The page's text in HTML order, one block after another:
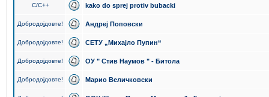
C/C++ kako do sprej protiv bubacki
Добродојдовте! Андреј Поповски
Добродојдовте! СЕТУ „Михајло Пупин“
Добродојдовте! ОУ " Стив Наумов " - Битола
Добродојдовте! Марио Величковски